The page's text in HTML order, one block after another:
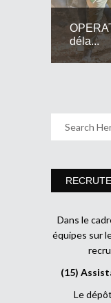
déla...
Dans le
équipes sur
(15)
Le